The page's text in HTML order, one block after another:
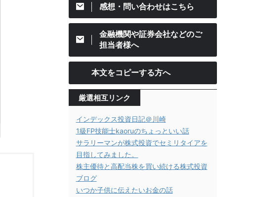
感想・問い合わせはこちら
金融機関や証券会社などのご
担当者様へ
本文をコピーする方へ
厳選相互リンク
インデックス投資日記＠川崎
1級FP技能士kaoruのちょっといい話
サラリーマンが株式投資でセミリタイアを
目指してみました。
株主優待と高配当株を買い続ける株式投資
ブログ
いつか子供に伝えたいお金の話